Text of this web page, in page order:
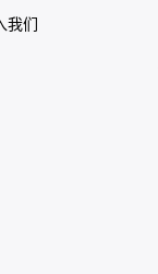
我们